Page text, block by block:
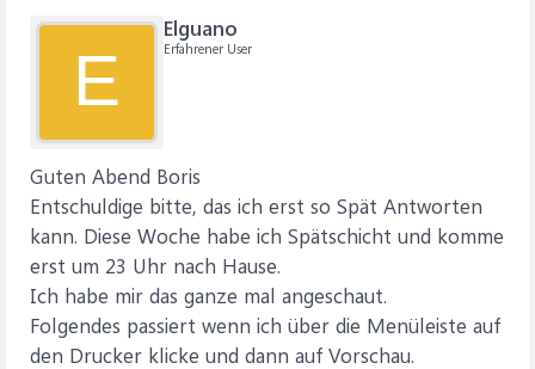
E
Elguano
Erfahrener User
Guten Abend Boris
Entschuldige bitte, das ich erst so Spät Antworten
kann. Diese Woche habe ich Spätschicht und komme
erst um 23 Uhr nach Hause.
Ich habe mir das ganze mal angeschaut.
Folgendes passiert wenn ich über die Menüleiste auf
den Drucker klicke und dann auf Vorschau.